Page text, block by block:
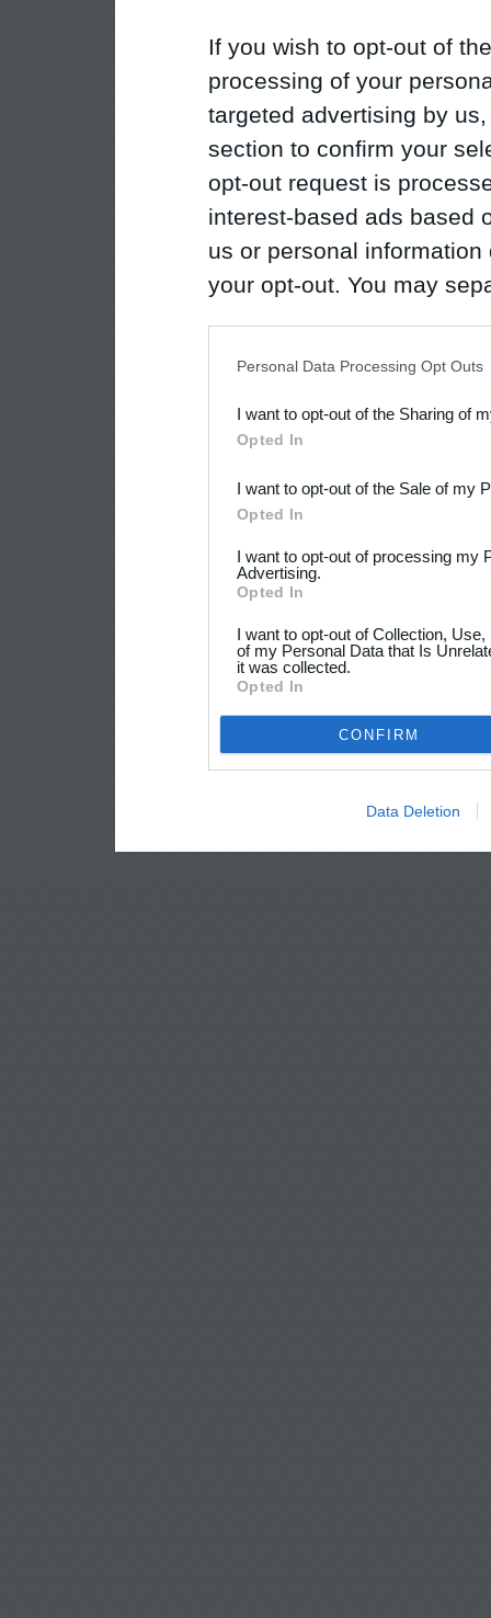
If you wish to opt-out of
processing of your
targeted advertising by
section to confirm your
opt-out request is
interest-based ads based
us or personal
your opt-out. You may
Downstream Participants
third parties.
Personal Data Processing Opt Outs
I want to opt-out of the Sharing of
Opted In
I want to opt-out of the Sale of my
Opted In
I want to opt-out of processing my
Advertising.
Opted In
I want to opt-out of Collection,
of my Personal Data that Is
it was collected.
Opted In
CONFIRM
Data Deletion